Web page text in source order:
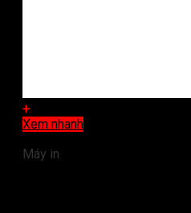
+
Xem nhanh
Máy in